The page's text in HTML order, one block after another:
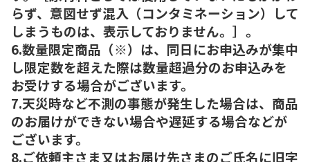
らず、意図せず混入（コンタミネーション）して
しまうものは、表示しておりません。］。
6.数量限定商品（※）は、同日にお申込みが集中
し限定数を超えた際は数量超過分のお申込みを
お受けする場合がございます。
7.天災時など不測の事態が発生した場合は、商品
のお届けができない場合や遅延する場合などが
ございます。
8.ご依頼主さま又はお届け先さまのご氏名に旧字